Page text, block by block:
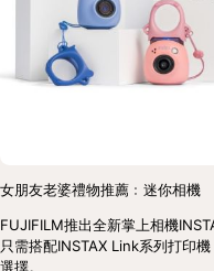
女朋友老婆禮物推薦﹕迷你相機
FUJIFILM推出全新掌上相機
只需搭配INSTAX Link系列打印
選擇。